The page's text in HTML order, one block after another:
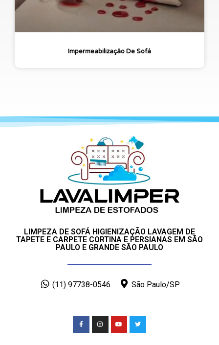
Impermeabilização De Sofá
LIMPEZA DE SOFÁ HIGIENIZAÇÃO LAVAGEM DE
TAPETE E CARPETE CORTINA E PERSIANAS EM SÃO
PAULO E GRANDE SÃO PAULO
(11) 97738-0546 São Paulo/SP